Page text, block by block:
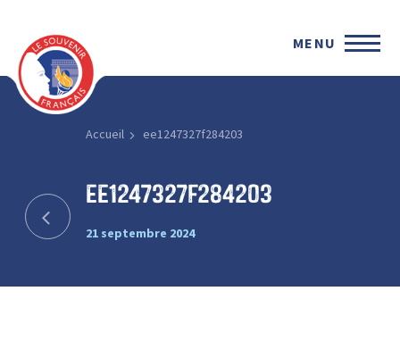
MENU
Accueil ee1247327f284203
ee1247327f284203
21 septembre 2024